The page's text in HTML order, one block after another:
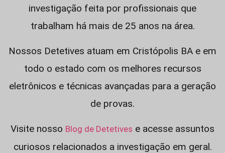
investigação feita por profissionais que
trabalham há mais de 25 anos na área.
Nossos Detetives atuam em Cristópolis BA e em
todo o estado com os melhores recursos
eletrônicos e técnicas avançadas para a geração
de provas.
Visite nosso Blog de Detetives e acesse assuntos
curiosos relacionados a investigação em geral.